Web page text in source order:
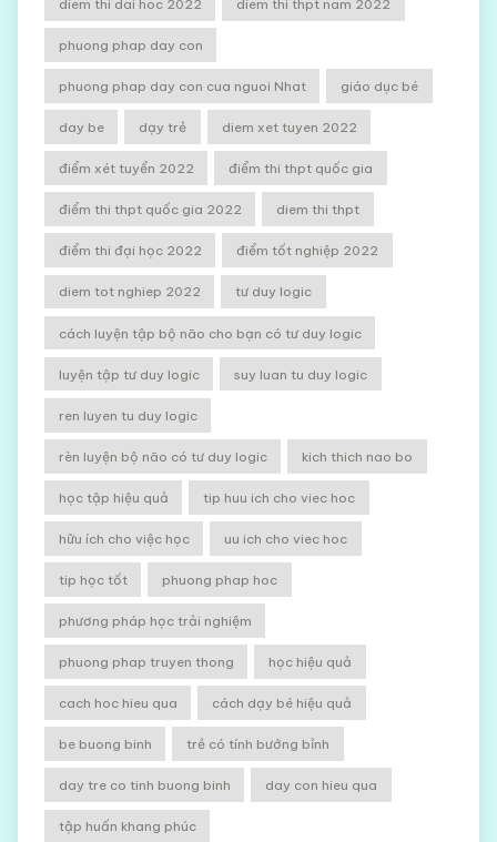
diem thi dai hoc 2022 diem thi thpt nam 2022
phuong phap day con
phuong phap day con cua nguoi Nhat giáo dục bé
day be dạy trẻ diem xet tuyen 2022
điểm xét tuyển 2022 điểm thi thpt quốc gia
điểm thi thpt quốc gia 2022 diem thi thpt
điểm thi đại học 2022 điểm tốt nghiệp 2022
diem tot nghiep 2022 tư duy logic
cách luyện tập bộ não cho bạn có tư duy logic
luyện tập tư duy logic suy luan tu duy logic
ren luyen tu duy logic
rèn luyện bộ não có tư duy logic kich thich nao bo
học tập hiệu quả tip huu ich cho viec hoc
hữu ích cho việc học uu ich cho viec hoc
tip học tốt phuong phap hoc
phương pháp học trải nghiệm
phuong phap truyen thong học hiệu quả
cach hoc hieu qua cách dạy bé hiệu quả
be buong binh trẻ có tính bướng bỉnh
day tre co tinh buong binh day con hieu qua
tập huấn khang phúc